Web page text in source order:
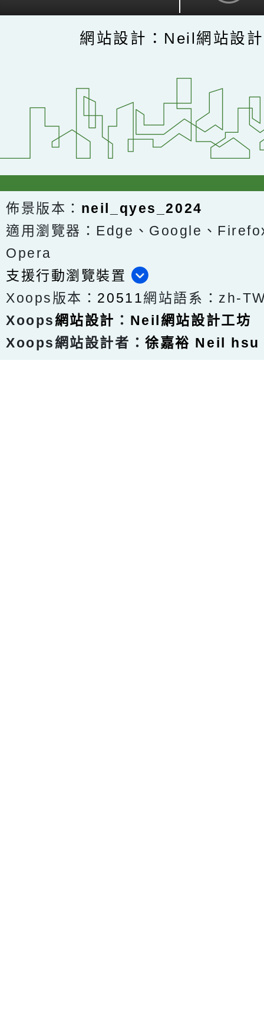
網站設計：Neil網站設
佈景版本： neil_qyes_2024
適用瀏覽器：Edge、Google、
Opera
支援行動瀏覽裝置
Xoops版本： 20511網站語系：zh-
Xoops網站設計 ： Neil網站設計工坊
Xoops網站設計者：徐嘉裕 Neil hsu